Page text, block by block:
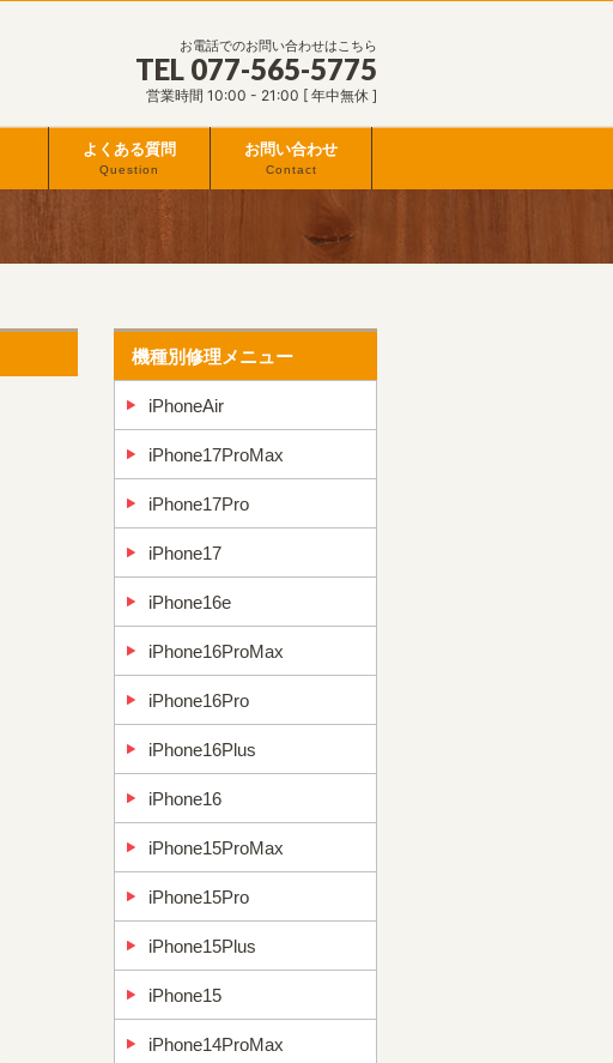
お電話でのお問い合わせはこちら
TEL 077-565-5775
営業時間 10:00 - 21:00 [ 年中無休 ]
よくある質問
Question
お問い合わせ
Contact
機種別修理メニュー
iPhoneAir
iPhone17ProMax
iPhone17Pro
iPhone17
iPhone16e
iPhone16ProMax
iPhone16Pro
iPhone16Plus
iPhone16
iPhone15ProMax
iPhone15Pro
iPhone15Plus
iPhone15
iPhone14ProMax